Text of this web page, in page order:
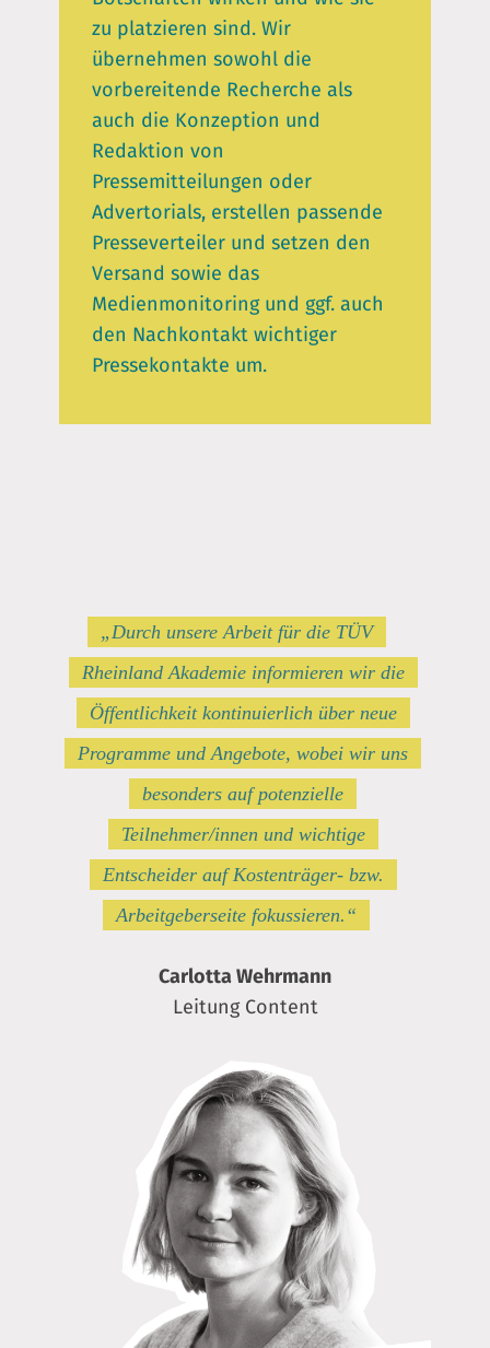
zu platzieren sind. Wir
übernehmen sowohl die
vorbereitende Recherche als
auch die Konzeption und
Redaktion von
Pressemitteilungen oder
Advertorials, erstellen passende
Presseverteiler und setzen den
Versand sowie das
Medienmonitoring und ggf. auch
den Nachkontakt wichtiger
Pressekontakte um.
„Durch unsere Arbeit für die TÜV
Rheinland Akademie informieren wir die
Öffentlichkeit kontinuierlich über neue
Programme und Angebote, wobei wir uns
besonders auf potenzielle
Teilnehmer/innen und wichtige
Entscheider auf Kostenträger- bzw.
Arbeitgeberseite fokussieren.“
Carlotta Wehrmann
Leitung Content